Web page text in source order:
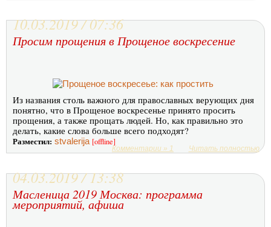
10.03.2019 / 07:36
Просим прощения в Прощеное воскресение
Из названия столь важного для православных верующих дня
понятно, что в Прощеное воскресенье принято просить
прощения, а также прощать людей. Но, как правильно это
делать, какие слова больше всего подходят?
Разместил: stvalerija [offline]
Комментарии » 1 Читать полностью
04.03.2019 / 13:38
Масленица 2019 Москва: программа
мероприятий, афиша